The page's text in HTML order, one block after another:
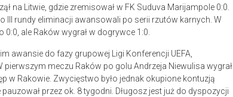
na Litwie, gdzie zremisował w FK Suduva Marijampole 0:0.
III rundy eliminacji awansowali po serii rzutów karnych. W
0:0, ale Raków wygrał w dogrywce 1:0.
awansie do fazy grupowej Ligi Konferencji UEFA,
meczu Raków po golu Andrzeja Niewulisa wygrał
w Rakowie. Zwycięstwo było jednak okupione kontuzją
przez ok. 8 tygodni. Długosz jest już do dyspozycji